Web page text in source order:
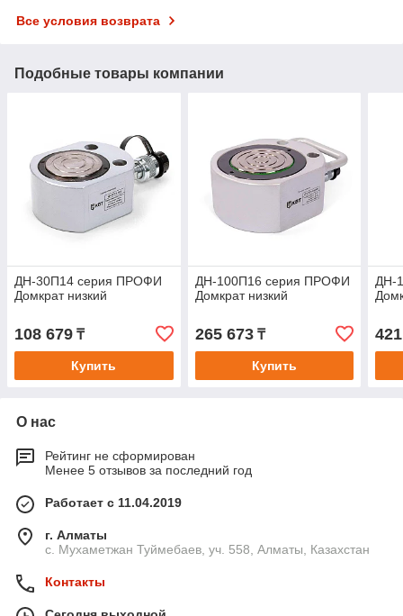
Все условия возврата
Подобные товары компании
ДН-30П14 серия ПРОФИ
Домкрат низкий
108 679 ₸
Купить
ДН-100П16 серия ПРОФИ
Домкрат низкий
265 673₸
Купить
ДН-
О нас
Рейтинг не сформирован
Менее 5 отзывов за последний год
Работает с 11.04.2019
г. Алматы
с. Мухаметжан Туймебаев, уч. 558, Алматы, Казахстан
Контакты